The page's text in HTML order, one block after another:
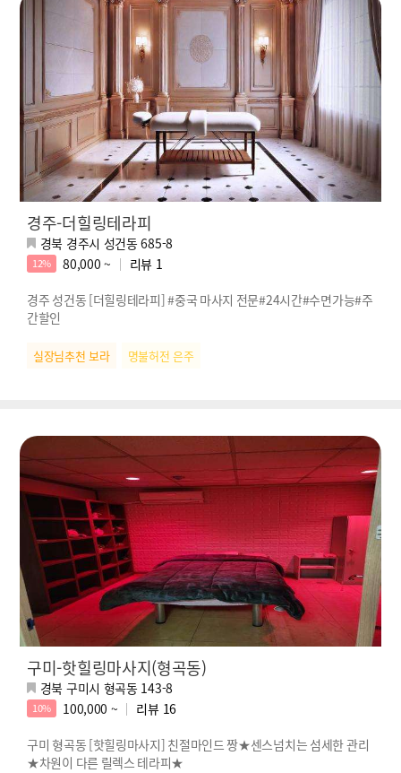
경주-더힐링테라피
경북 경주시 성건동 685-8
12% 80,000 ~ 리뷰 1
경주 성건동 [더힐링테라피] #중국 마사지 전문#24시간#수면가능#주
간할인
실장님추천 보라 명불허전 은주
구미-핫힐링마사지(형곡동)
경북 구미시 형곡동 143-8
10% 100,000 ~ 리뷰 16
구미 형곡동 [핫힐링마사지] 친절마인드 짱★센스넘치는 섬세한 관리
★차원이 다른 릴렉스 테라피★